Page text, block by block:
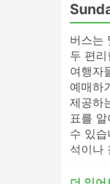
버스는
두 편
여행자
예매하
제공하
표를
수 있
석이나